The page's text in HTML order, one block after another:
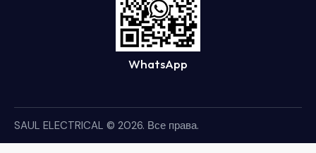
WhatsApp
SAUL ELECTRICAL © 2026. Все права.